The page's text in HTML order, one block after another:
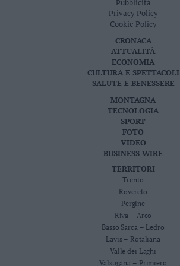
Pubblicità
Privacy Policy
Cookie Policy
CRONACA
ATTUALITÀ
ECONOMIA
CULTURA E SPETTACOLI
SALUTE E BENESSERE
MONTAGNA
TECNOLOGIA
SPORT
FOTO
VIDEO
BUSINESS WIRE
TERRITORI
Trento
Rovereto
Pergine
Riva – Arco
Basso Sarca – Ledro
Lavis – Rotaliana
Valle dei Laghi
Valsugana – Primiero